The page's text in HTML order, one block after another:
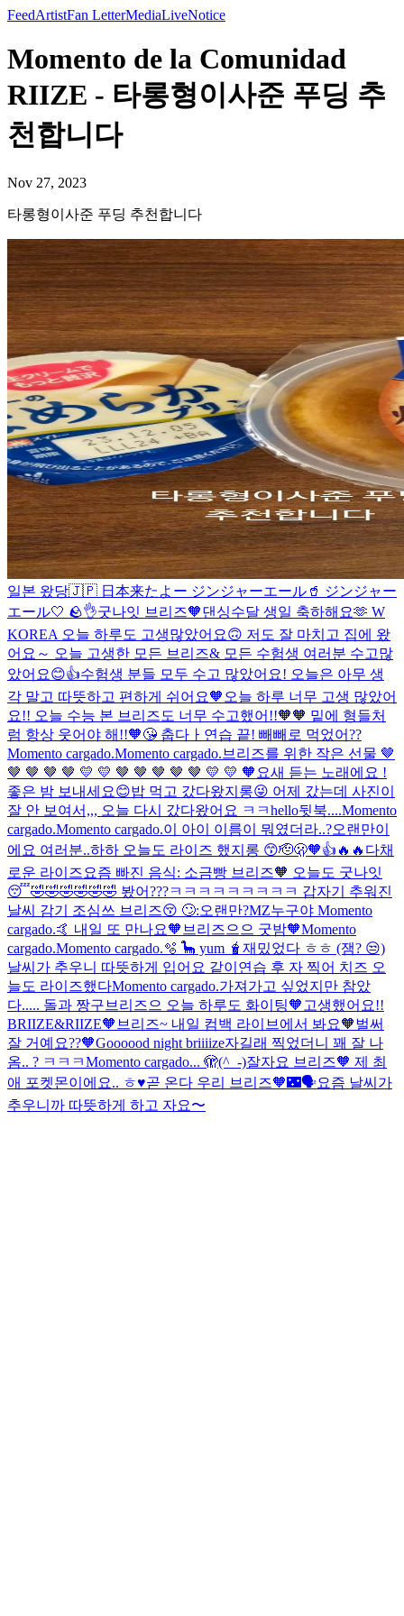
FeedArtistFan LetterMediaLiveNotice
Momento de la Comunidad
RIIZE - 타롱형이사준 푸딩 추
천합니다
Nov 27, 2023
타롱형이사준 푸딩 추천합니다
일본 왔당🇯🇵 日本来たよー ジンジャーエール🥤 ジンジャー
エール🤍 🪨👌굿나잇 브리즈🧡댄싱수달 생일 축하해요🫶 W
KOREA 오늘 하루도 고생많았어요🙃 저도 잘 마치고 집에 왔
어요～ 오늘 고생한 모든 브리즈& 모든 수험생 여러분 수고많
았어요😊👍수험생 분들 모두 수고 많았어요! 오늘은 아무 생
각 말고 따뜻하고 편하게 쉬어요🧡 오늘 하루 너무 고생 많았어
요!! 오늘 수능 본 브리즈도 너무 수고했어!!🧡🧡 밑에 형들처
럼 항상 웃어야 해!!🧡😘 춥다ㅏ 연습 끝! 빼빼로 먹었어??
Momento cargado.Momento cargado. 브리즈를 위한 작은 선물 🤎
🤎 🤎 🤎 🤎 💛 💛 🤎 🤎 🤎 🤎 🤎 💛 💛 🧡 요새 듣는 노래에요 !
좋은 밤 보내세요😊밥 먹고 갔다왔지롱😜 어제 갔는데 사진이
잘 안 보여서,,, 오늘 다시 갔다왔어요 ㅋㅋhello뒷북....Momento
cargado.Momento cargado.이 아이 이름이 뭐였더라..?오랜만이
에요 여러분..하하 오늘도 라이즈 했지롱 😙🫡🫢🧡👍🔥🔥 다채
로운 라이즈요즘 빠진 음식: 소금빵 브리즈🧡 오늘도 굿나잇
😴🤣🤣🤣🤣🤣🤣 봤어???ㅋㅋㅋㅋㅋㅋㅋㅋㅋ 갑자기 추워진
날씨 감기 조심쓰 브리즈😚 🙄:오랜만?MZ누구야 Momento
cargado.🤙 내일 또 만나요🧡 브리즈으으 굿밤🧡Momento
cargado.Momento cargado.🫧 🦕 yum 🧋 재밌었다 ㅎㅎ (잼? 😒)
날씨가 추우니 따뜻하게 입어요 같이 연습 후 자 찍어 치즈 오
늘도 라이즈했다Momento cargado.가져가고 싶었지만 참았
다..... 돌과 짱구 브리즈으 오늘 하루도 화이팅🧡 고생했어요!!
BRIIZE&RIIZE🧡 브리즈~ 내일 컴백 라이브에서 봐요🧡벌써
잘 거예요??🧡Goooood night briiiize자길래 찍었더니 꽤 잘 나
옴.. ? ㅋㅋㅋMomento cargado... 🫣(^_-)잘자요 브리즈🧡 제 최
애 포켓몬이에요.. ㅎ♥곧 온다 우리 브리즈🧡🌃🗣️요즘 날씨가
추우니까 따뜻하게 하고 자요〜